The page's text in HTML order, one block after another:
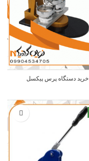
خرید دستگاه پرس پیکسل